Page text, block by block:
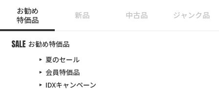
お勧め
特価品
新品 中古品 ジャンク品
お勧め特価品
夏のセール
会員特価品
IDXキャンペーン